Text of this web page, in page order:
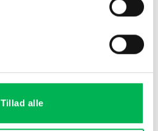
Tillad alle
Fugleskræmmer Reflextape 50